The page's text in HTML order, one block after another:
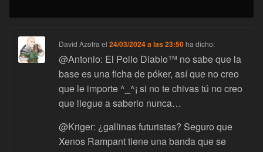
David Azofra el24/03/2024 a las 23:50 ha dicho:
@Antonio: El Pollo Diablo™ no sabe que la
base es una ficha de póker, así que no creo
que le importe ^_^¡ si no te chivas tú no creo
que llegue a saberlo nunca…
@Kriger: ¿gallinas futuristas? Seguro que
Xenos Rampant tiene una banda que se